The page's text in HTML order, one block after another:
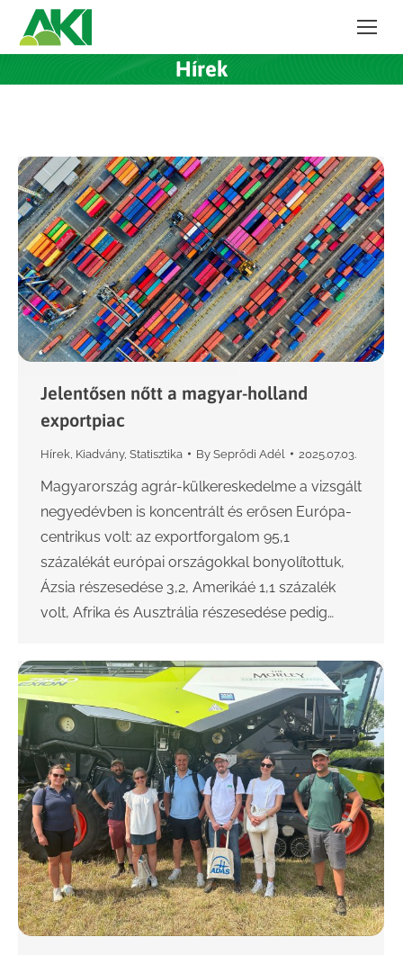
Hírek
Jelentősen nőtt a magyar-holland
exportpiac
Hírek Kiadvány, Statisztika By Seprődi Adél 2025.07.03.
Magyarország agrár-külkereskedelme a vizsgált
negyedévben is koncentrált és erősen Európa-
centrikus volt: az exportforgalom 95,1
százalékát európai országokkal bonyolítottuk,
Ázsia részesedése 3,2, Amerikáé 1,1 százalék
volt, Afrika és Ausztrália részesedése pedig…